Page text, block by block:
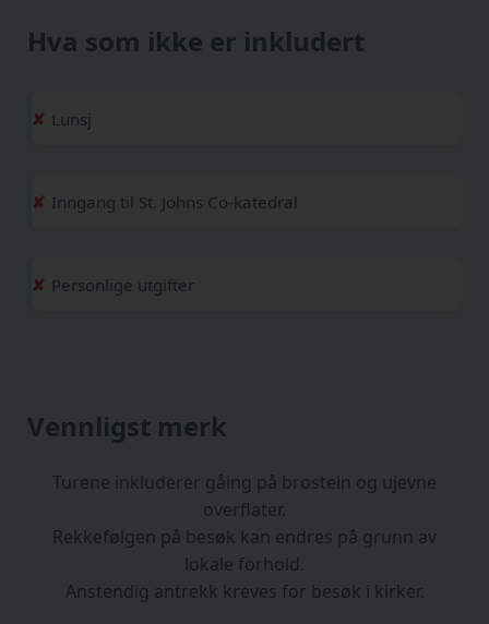
Hva som ikke er inkludert
Lunsj
Inngang til St. Johns Co-katedral
Personlige utgifter
Vennligst merk
Turene inkluderer gåing på brostein og ujevne
overflater.
Rekkefølgen på besøk kan endres på grunn av
lokale forhold.
Anstendig antrekk kreves for besøk i kirker.